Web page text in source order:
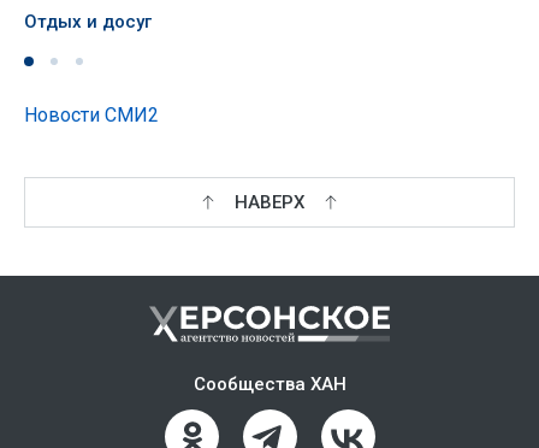
Отдых и досуг
Новости СМИ2
НАВЕРХ
Сообщества ХАН